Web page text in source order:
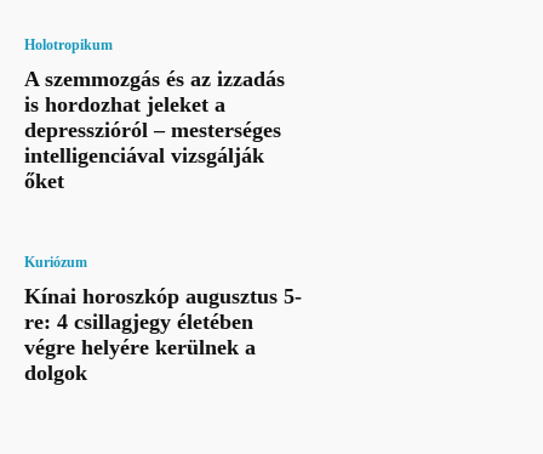
Holotropikum
A szemmozgás és az izzadás
is hordozhat jeleket a
depresszióról – mesterséges
intelligenciával vizsgálják
őket
Kuriózum
Kínai horoszkóp augusztus 5-
re: 4 csillagjegy életében
végre helyére kerülnek a
dolgok